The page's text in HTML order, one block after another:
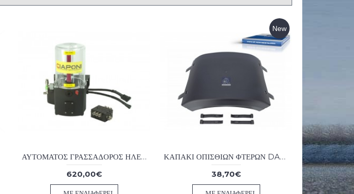
ΑΥΤΟΜΑΤΟΣ ΓΡΑΣΣΑΔΟΡΟΣ ΗΛΕΚΤΡΙΚΟΣ KIT EUR 3 220 VOLT ME ΧΡΟΝΟΔΙΑΚΟΠΤΗ
620,00€
New
ΚΑΠΑΚΙ ΟΠΙΣΘΙΩΝ ΦΤΕΡΩΝ DAF F 75/85/95, 75/85 CF, 95 XF, CF 75 /IV, CF 85 /IV, XF 95/105
38,70€